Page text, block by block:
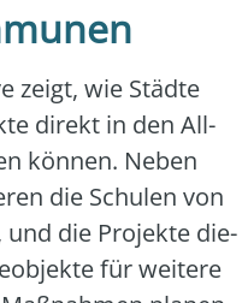
zeigt, wie Städ­te
direkt in den All­
kön­nen. Neben
die Schu­len von
und die Pro­jek­te die­
für wei­te­re